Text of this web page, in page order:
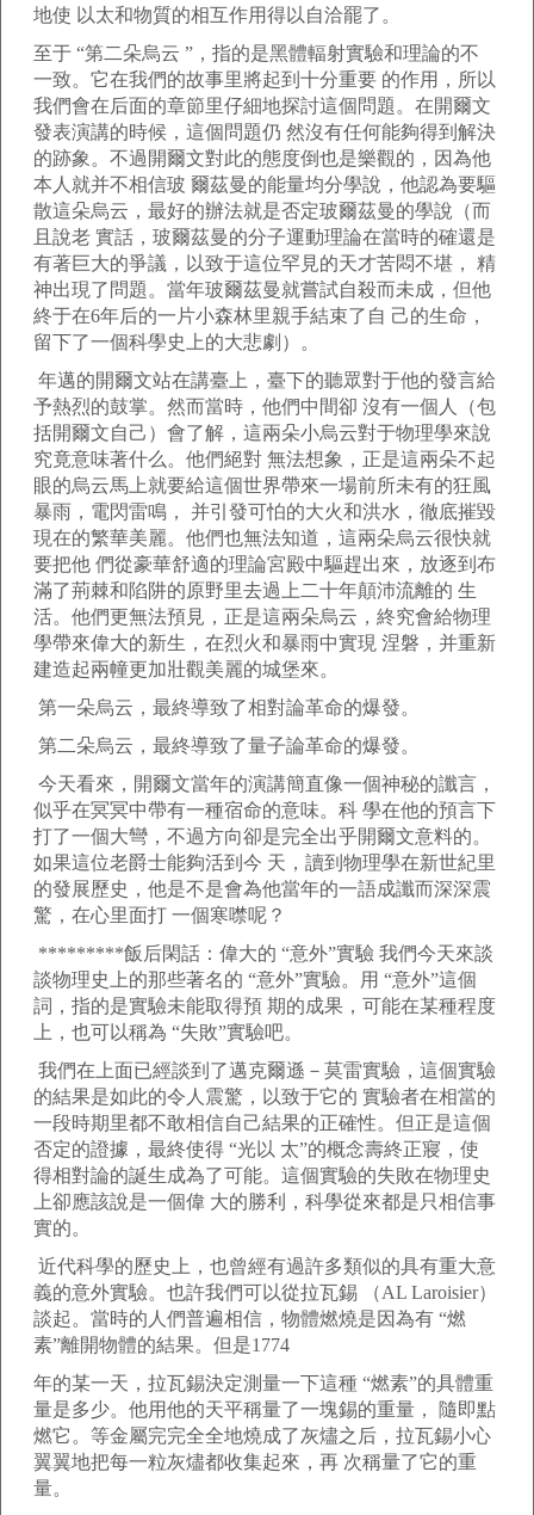
地使 以太和物質的相互作用得以自洽罷了。
至于 “第二朵烏云 ”，指的是黑體輻射實驗和理論的不
一致。它在我們的故事里將起到十分重要 的作用，所以
我們會在后面的章節里仔細地探討這個問題。在開爾文
發表演講的時候，這個問題仍 然沒有任何能夠得到解決
的跡象。不過開爾文對此的態度倒也是樂觀的，因為他
本人就并不相信玻 爾茲曼的能量均分學說，他認為要驅
散這朵烏云，最好的辦法就是否定玻爾茲曼的學說（而
且說老 實話，玻爾茲曼的分子運動理論在當時的確還是
有著巨大的爭議，以致于這位罕見的天才苦悶不堪， 精
神出現了問題。當年玻爾茲曼就嘗試自殺而未成，但他
終于在6年后的一片小森林里親手結束了自 己的生命，
留下了一個科學史上的大悲劇）。
年邁的開爾文站在講臺上，臺下的聽眾對于他的發言給
予熱烈的鼓掌。然而當時，他們中間卻 沒有一個人（包
括開爾文自己）會了解，這兩朵小烏云對于物理學來說
究竟意味著什么。他們絕對 無法想象，正是這兩朵不起
眼的烏云馬上就要給這個世界帶來一場前所未有的狂風
暴雨，電閃雷鳴， 并引發可怕的大火和洪水，徹底摧毀
現在的繁華美麗。他們也無法知道，這兩朵烏云很快就
要把他 們從豪華舒適的理論宮殿中驅趕出來，放逐到布
滿了荊棘和陷阱的原野里去過上二十年顛沛流離的 生
活。他們更無法預見，正是這兩朵烏云，終究會給物理
學帶來偉大的新生，在烈火和暴雨中實現 涅磐，并重新
建造起兩幢更加壯觀美麗的城堡來。
第一朵烏云，最終導致了相對論革命的爆發。
第二朵烏云，最終導致了量子論革命的爆發。
今天看來，開爾文當年的演講簡直像一個神秘的讖言，
似乎在冥冥中帶有一種宿命的意味。科 學在他的預言下
打了一個大彎，不過方向卻是完全出乎開爾文意料的。
如果這位老爵士能夠活到今 天，讀到物理學在新世紀里
的發展歷史，他是不是會為他當年的一語成讖而深深震
驚，在心里面打 一個寒噤呢？
*********飯后閑話：偉大的 “意外”實驗 我們今天來談
談物理史上的那些著名的 “意外”實驗。用 “意外”這個
詞，指的是實驗未能取得預 期的成果，可能在某種程度
上，也可以稱為 “失敗”實驗吧。
我們在上面已經談到了邁克爾遜－莫雷實驗，這個實驗
的結果是如此的令人震驚，以致于它的 實驗者在相當的
一段時期里都不敢相信自己結果的正確性。但正是這個
否定的證據，最終使得 “光以 太”的概念壽終正寢，使
得相對論的誕生成為了可能。這個實驗的失敗在物理史
上卻應該說是一個偉 大的勝利，科學從來都是只相信事
實的。
近代科學的歷史上，也曾經有過許多類似的具有重大意
義的意外實驗。也許我們可以從拉瓦錫 （AL Laroisier）
談起。當時的人們普遍相信，物體燃燒是因為有 “燃
素”離開物體的結果。但是1774
年的某一天，拉瓦錫決定測量一下這種 “燃素”的具體重
量是多少。他用他的天平稱量了一塊錫的重量， 隨即點
燃它。等金屬完完全全地燒成了灰燼之后，拉瓦錫小心
翼翼地把每一粒灰燼都收集起來，再 次稱量了它的重
量。